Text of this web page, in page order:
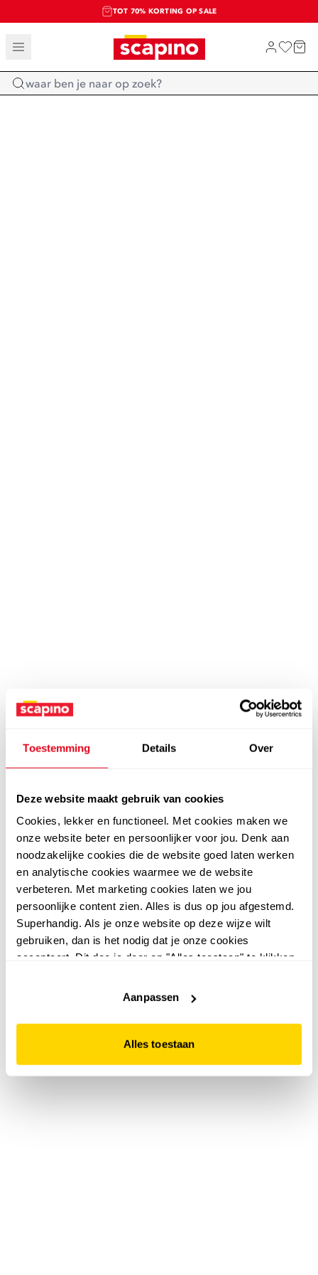
Toestemming Details Over
Deze website maakt gebruik van cookies
Cookies, lekker en functioneel. Met cookies maken we
onze website beter en persoonlijker voor jou. Denk aan
noodzakelijke cookies die de website goed laten werken
en analytische cookies waarmee we de website
verbeteren. Met marketing cookies laten we jou
persoonlijke content zien. Alles is dus op jou afgestemd.
Superhandig. Als je onze website op deze wijze wilt
gebruiken, dan is het nodig dat je onze cookies
accepteert. Dit doe je door op "Alles toestaan" te klikken.
website niet optimaal functioneert.
Aanpassen
Alles toestaan
TOT 70% KORTING OP SALE
SALE: LAATSTE KANS!
SHOP NIEUW
Home